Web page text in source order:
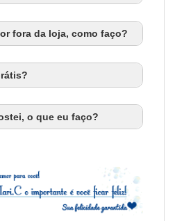
fora da loja, como faço?
o que eu faço?